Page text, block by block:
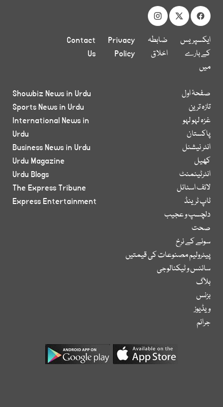
ایکسپریس
کے بارے
میں
ضابطہ
اخلاق
Privacy
Policy
Contact
Us
صفحۂ اول
تازہ ترین
غزہ لہو لہو
پاکستان
انٹر نیشنل
کھیل
انٹرٹینمنٹ
لائف اسٹائل
ٹاپ ٹرینڈ
دلچسپ و عجیب
صحت
سونے کے نرخ
پیٹرولیم مصنوعات کی قیمتیں
سائنس و ٹیکنالوجی
بلاگ
بزنس
ویڈیوز
جرائم
Showbiz News in Urdu
Sports News in Urdu
International News in
Urdu
Business News in Urdu
Urdu Magazine
Urdu Blogs
The Express Tribune
Express Entertainment